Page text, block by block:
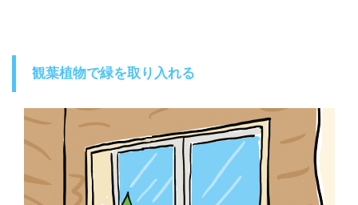
観葉植物で緑を取り入れる